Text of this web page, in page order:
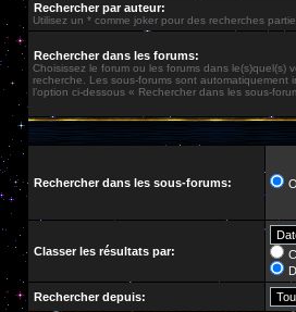
Rechercher par auteur:
Utilisez un * comme joker pour des recherches
Rechercher dans les forums:
Choisissez le forum ou les forums dans le(s)quel(s)
recherche. Les sous-forums sont automatiquement
l’option ci-dessous « Rechercher dans les sous-
Rechercher dans les sous-forums:
Classer les résultats par:
Rechercher depuis: